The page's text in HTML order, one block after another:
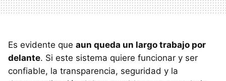
Es evidente que aun queda un largo trabajo por
delante. Si este sistema quiere funcionar y ser
confiable, la transparencia, seguridad y la